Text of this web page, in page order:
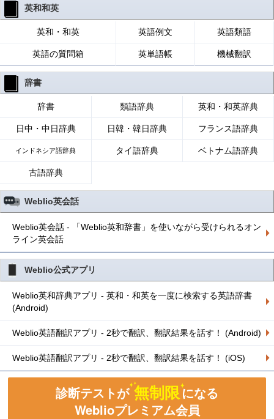
英和和英
英和・和英 英語例文 英語類語
英語の質問箱 英単語帳 機械翻訳
辞書
辞書 類語辞典 英和・和英辞典
日中・中日辞典 日韓・韓日辞典 フランス語辞典
インドネシア語辞典 タイ語辞典 ベトナム語辞典
古語辞典
Weblio英会話
Weblio英会話 - 「Weblio英和辞書」を使いながら受けられるオン
ライン英会話
Weblio公式アプリ
Weblio英和辞典アプリ - 英和・和英を一度に検索する英語辞書
(Android)
Weblio英語翻訳アプリ - 2秒で翻訳、翻訳結果を話す！ (Android)
Weblio英語翻訳アプリ - 2秒で翻訳、翻訳結果を話す！ (iOS)
診断テストが 無制限になる
Weblioプレミアム会員